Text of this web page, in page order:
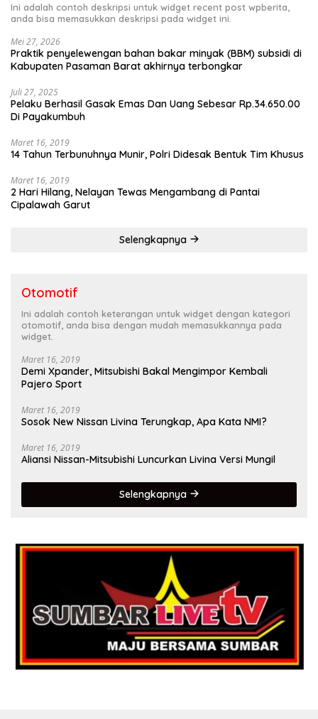
Ini adalah contoh deskripsi untuk widget recent post wpberita,
anda bisa memasukkan deskripsi pada widget ini.
Mei 27, 2026
Praktik penyelewengan bahan bakar minyak (BBM) subsidi di
Kabupaten Pasaman Barat akhirnya terbongkar
Juli 27, 2025
Pelaku Berhasil Gasak Emas Dan Uang Sebesar Rp.34.650.00
Di Payakumbuh
Maret 16, 2019
14 Tahun Terbunuhnya Munir, Polri Didesak Bentuk Tim Khusus
Maret 16, 2019
2 Hari Hilang, Nelayan Tewas Mengambang di Pantai
Cipalawah Garut
Selengkapnya
Otomotif
Ini adalah contoh keterangan untuk widget dengan kategori
otomotif, anda bisa dengan mudah memasukkannya pada
widget.
Maret 16, 2019
Demi Xpander, Mitsubishi Bakal Mengimpor Kembali
Pajero Sport
Maret 16, 2019
Sosok New Nissan Livina Terungkap, Apa Kata NMI?
Maret 16, 2019
Aliansi Nissan-Mitsubishi Luncurkan Livina Versi Mungil
Selengkapnya